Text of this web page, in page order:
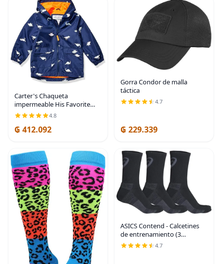
Carter's Chaqueta
impermeable His Favorite
Rainslicker para niños
4.8
₲ 412.092
Gorra Condor de malla
táctica
4.7
₲ 229.339
ASICS Contend - Calcetines
de entrenamiento (3
unidades)
4.7